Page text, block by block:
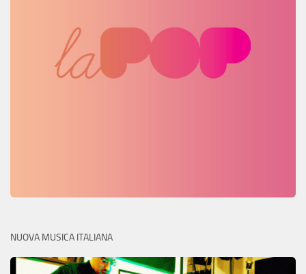
NUOVA MUSICA ITALIANA